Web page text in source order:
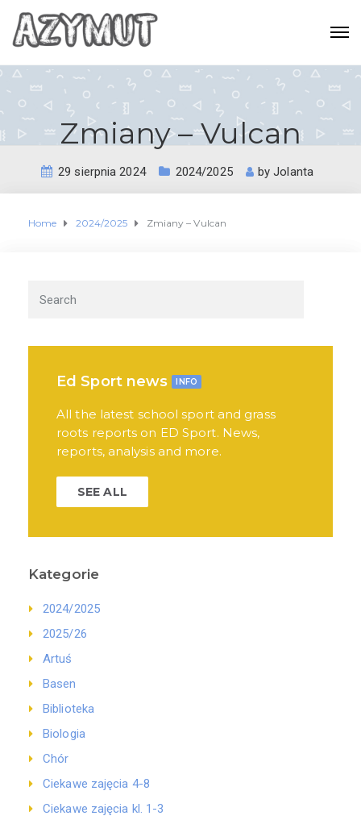
Zmiany – Vulcan
29 sierpnia 2024 2024/2025 byJolanta
Home 2024/2025 Zmiany – Vulcan
Ed Sport news INFO
All the latest school sport and grass
roots reports on ED Sport. News,
reports, analysis and more.
SEE ALL
Kategorie
2024/2025
2025/26
Artuś
Basen
Biblioteka
Biologia
Chór
Ciekawe zajęcia 4-8
Ciekawe zajęcia kl. 1-3